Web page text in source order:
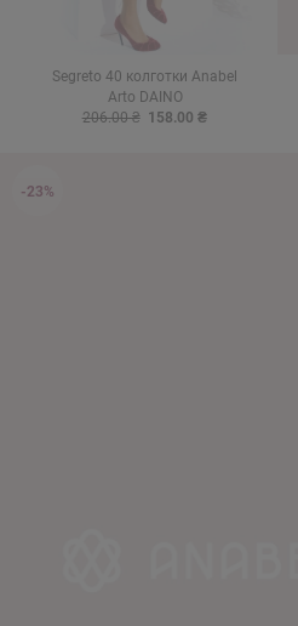
Segreto 40 колготки Anabel
Arto DAINO
206.00 ₴ 158.00 ₴
-23%